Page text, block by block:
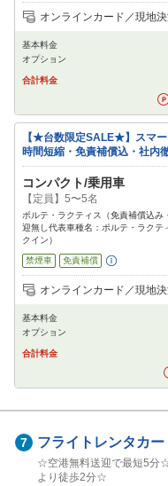
追加可能オプション
（次画面で選
カーナビ
オンラインカード／現地
基本料金
オプション
合計料金
【★台数限定SALE★】スマ
時間短縮・免責補償込・社内
コンパクト/乗用車
【定員】5〜5名
ポルテ・ラクティス（免責補償込み
迎無し代表車種名：ポルテ・ラクテ
クイン）
禁煙車 免責補償
追加可能オプション
（次画面で選
カーナビ
オンラインカード／現地
基本料金
オプション
合計料金
7 フライトレンタカー
☆空港無料送迎で最短5分
より徒歩2分☆